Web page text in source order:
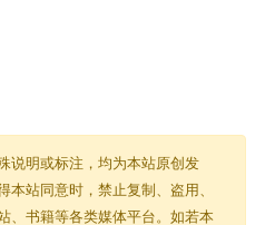
说明或标注，均为本站原创发
本站同意时，禁止复制、盗用、
、书籍等各类媒体平台。如若本